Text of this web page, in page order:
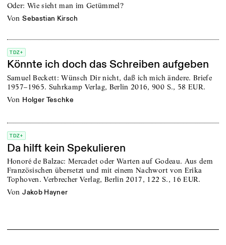
Oder: Wie sieht man im Getümmel?
von Sebastian Kirsch
TDZ+
Könnte ich doch das Schreiben aufgeben
Samuel Beckett: Wünsch Dir nicht, daß ich mich ändere. Briefe
1957–1965. Suhrkamp Verlag, Berlin 2016, 900 S., 58 EUR.
von Holger Teschke
TDZ+
Da hilft kein Spekulieren
Honoré de Balzac: Mercadet oder Warten auf Godeau. Aus dem
Französischen übersetzt und mit einem Nachwort von Erika
Tophoven. Verbrecher Verlag, Berlin 2017, 122 S., 16 EUR.
von Jakob Hayner